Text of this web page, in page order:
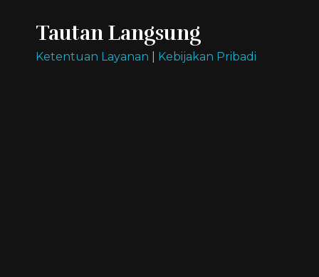
Tautan Langsung
Ketentuan Layanan Kebijakan Pribadi